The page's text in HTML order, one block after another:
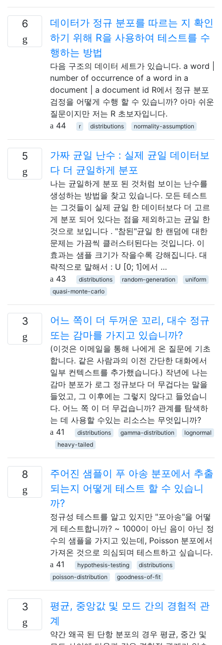
6
데이터가 정규 분포를 따르는 지 확인
하기 위해 R을 사용하여 테스트를 수
행하는 방법
다음 구조의 데이터 세트가 있습니다. a word |
number of occurrence of a word in a
document | a document id R에서 정규 분포
검정을 어떻게 수행 할 수 있습니까? 아마 쉬운
질문이지만 저는 R 초보자입니다.
44
r distributions normality-assumption
5
가짜 균일 난수 : 실제 균일 데이터보
다 더 균일하게 분포
나는 균일하게 분포 된 것처럼 보이는 난수를
생성하는 방법을 찾고 있습니다. 모든 테스트
는 그것들이 실제 균일 한 데이터보다 더 고르
게 분포 되어 있다는 점을 제외하고는 균일 한
것으로 보입니다 . "참된"균일 한 랜덤에 대한
문제는 가끔씩 클러스터된다는 것입니다. 이
효과는 샘플 크기가 작을수록 강해집니다. 대
략적으로 말해서 : U [0; 1]에서 …
43
distributions random-generation
uniform
quasi-monte-carlo
3
어느 쪽이 더 두꺼운 꼬리, 대수 정규
또는 감마를 가지고 있습니까?
(이것은 이메일을 통해 나에게 온 질문에 기초
합니다. 같은 사람과의 이전 간단한 대화에서
일부 컨텍스트를 추가했습니다.) 작년에 나는
감마 분포가 로그 정규보다 더 무겁다는 말을
들었고, 그 이후에는 그렇지 않다고 들었습니
다. 어느 쪽 이 더 무겁습니까? 관계를 탐색하
는 데 사용할 수있는 리소스는 무엇입니까?
41
distributions gamma-distribution
lognormal
heavy-tailed
8
주어진 샘플이 푸 아송 분포에서 추출
되는지 어떻게 테스트 할 수 있습니
까?
정규성 테스트를 알고 있지만 "포아송"을 어떻
게 테스트합니까? ~ 1000이 아닌 음이 아닌 정
수의 샘플을 가지고 있는데, Poisson 분포에서
가져온 것으로 의심되며 테스트하고 싶습니다.
41
hypothesis-testing
distributions
poisson-distribution
goodness-of-fit
3
평균, 중앙값 및 모드 간의 경험적 관
계
약간 왜곡 된 단항 분포의 경우 평균, 중간 및